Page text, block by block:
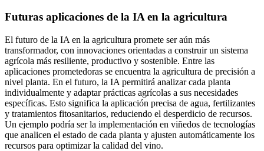
Futuras aplicaciones de la IA en la agricultura
El futuro de la IA en la agricultura promete ser aún más
transformador, con innovaciones orientadas a construir un sistema
agrícola más resiliente, productivo y sostenible. Entre las
aplicaciones prometedoras se encuentra la agricultura de precisión a
nivel planta. En el futuro, la IA permitirá analizar cada planta
individualmente y adaptar prácticas agrícolas a sus necesidades
específicas. Esto significa la aplicación precisa de agua, fertilizantes
y tratamientos fitosanitarios, reduciendo el desperdicio de recursos.
Un ejemplo podría ser la implementación en viñedos de tecnologías
que analicen el estado de cada planta y ajusten automáticamente los
recursos para optimizar la calidad del vino.